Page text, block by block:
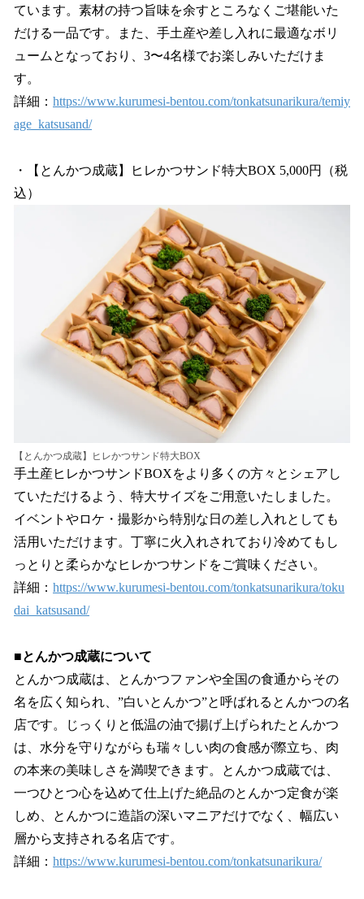
ています。素材の持つ旨味を余すところなくご堪能いた
だける一品です。また、手土産や差し入れに最適なボリ
ュームとなっており、3〜4名様でお楽しみいただけま
す。
詳細： https://www.kurumesi-bentou.com/tonkatsunarikura/temiy
age_katsusand/
・【とんかつ成蔵】ヒレかつサンド特大BOX 5,000円（税
込）
【とんかつ成蔵】ヒレかつサンド特大BOX
手土産ヒレかつサンドBOXをより多くの方々とシェアし
ていただけるよう、特大サイズをご用意いたしました。
イベントやロケ・撮影から特別な日の差し入れとしても
活用いただけます。丁寧に火入れされており冷めてもし
っとりと柔らかなヒレかつサンドをご賞味ください。
詳細： https://www.kurumesi-bentou.com/tonkatsunarikura/toku
dai_katsusand/
■とんかつ成蔵について
とんかつ成蔵は、とんかつファンや全国の食通からその
名を広く知られ、”白いとんかつ”と呼ばれるとんかつの名
店です。じっくりと低温の油で揚げ上げられたとんかつ
は、水分を守りながらも瑞々しい肉の食感が際立ち、肉
の本来の美味しさを満喫できます。とんかつ成蔵では、
一つひとつ心を込めて仕上げた絶品のとんかつ定食が楽
しめ、とんかつに造詣の深いマニアだけでなく、幅広い
層から支持される名店です。
詳細： https://www.kurumesi-bentou.com/tonkatsunarikura/